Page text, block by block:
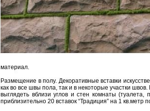
материал.
Размещение в полу. Декоративные вставки
как во все швы пола, так и в некоторые участки
выглядеть вблизи углов и стен комнаты
приблизительно 20 вставок “Традиция” на 1